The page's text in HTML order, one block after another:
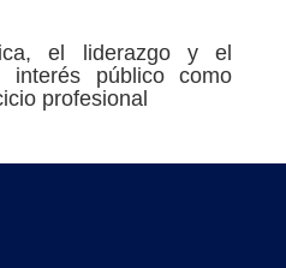
el liderazgo y el
interés público como
profesional